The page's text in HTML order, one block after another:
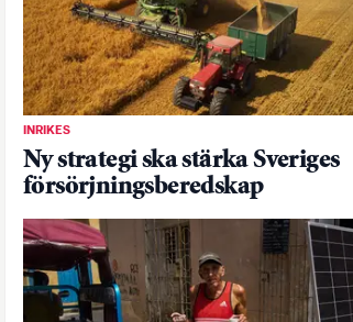
INRIKES
Ny strategi ska stärka Sveriges
försörjningsberedskap